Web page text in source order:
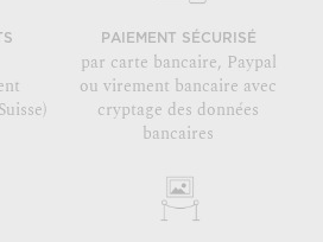
PAIEMENT SÉCURISÉ
par carte bancaire, Paypal
ou virement bancaire avec
cryptage des données
bancaires